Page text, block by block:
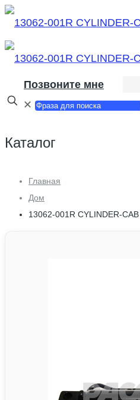
Позвоните мне
✕
Каталог
Главная
Дом
13062-001R CYLINDER-CAB